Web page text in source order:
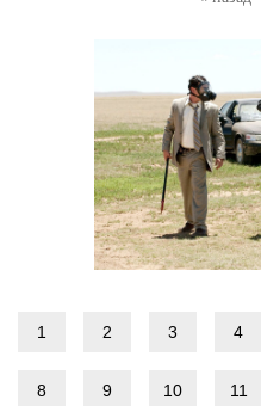
1 2 3 4
8 9 10 11